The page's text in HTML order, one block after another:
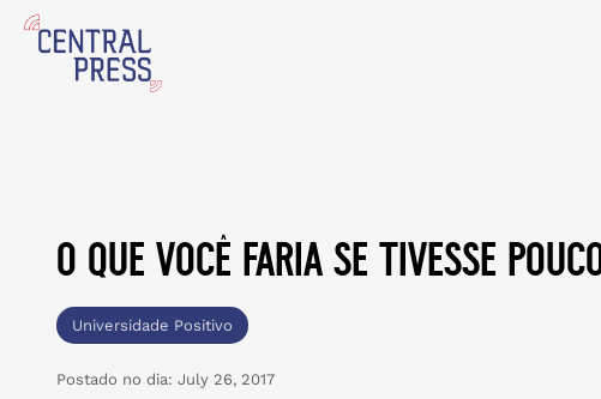
o que você faria se tivesse
Universidade Positivo
Postado no dia: July 26, 2017